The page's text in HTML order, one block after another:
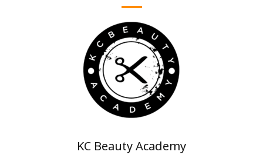
KC Beauty Academy